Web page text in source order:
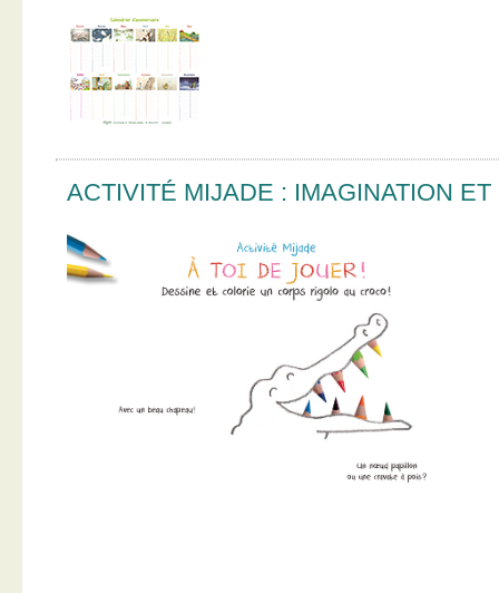
ACTIVITÉ MIJADE : IMAGINATION